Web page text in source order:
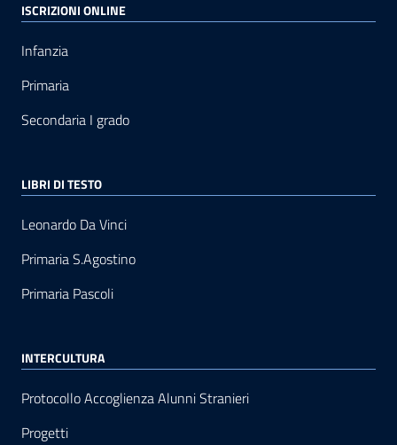
ISCRIZIONI ONLINE
Infanzia
Primaria
Secondaria I grado
LIBRI DI TESTO
Leonardo Da Vinci
Primaria S.Agostino
Primaria Pascoli
INTERCULTURA
Protocollo Accoglienza Alunni Stranieri
Progetti